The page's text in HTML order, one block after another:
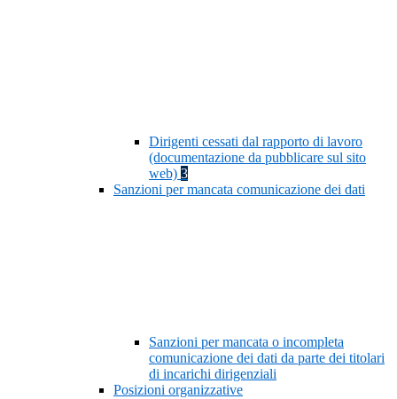
Dirigenti cessati dal rapporto di lavoro
(documentazione da pubblicare sul sito
web) 3
Sanzioni per mancata comunicazione dei dati
Sanzioni per mancata o incompleta
comunicazione dei dati da parte dei titolari
di incarichi dirigenziali
Posizioni organizzative